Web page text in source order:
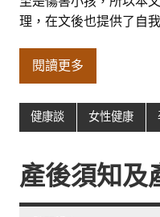
理，在文後也提供了自
閱讀更多
健康談 女性健康
產後須知及